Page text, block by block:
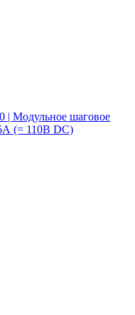
| Модульное шаговое
(= 110В DC)